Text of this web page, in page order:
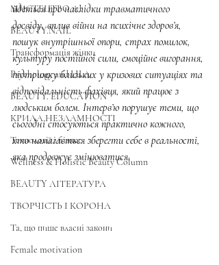
МИСТЕЦТВО AI
BEAUTY.NAIL
Трансформація жінки
Psychology and LILA
BEAUTY. EDUCATION
КРИЛА НЕЗЛАМНОСТІ
Технології і бізнес
Wellness & Holistic Beauty Column
BEAUTY ЛІТЕРАТУРА
ТВОРЧІСТЬ І КОРОНА
Та, що пише власні закони
Female motivation
йдеться про наслідки травматичного
досвіду, вплив війни на психічне здоров’я,
пошук внутрішньої опори, страх помилок,
культуру постійної сили, емоційне вигорання,
підтримку близьких у кризових ситуаціях та
відповідальність фахівця, який працює з
людським болем. Інтерв’ю порушує теми, що
сьогодні стосуються практично кожного,
хто намагається зберегти себе в реальності,
яка продовжує змінюватися.